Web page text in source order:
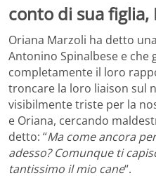
conto di sua figlia,
Oriana Marzoli ha detto
Antonino Spinalbese e
completamente il loro
troncare la loro liaison sul
visibilmente triste per la
e Oriana, cercando
detto: “Ma come ancora
adesso? Comunque ti
tantissimo il mio cane“.